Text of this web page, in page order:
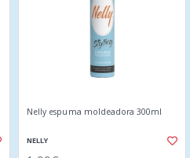
Nelly espuma moldeadora 300ml
NELLY